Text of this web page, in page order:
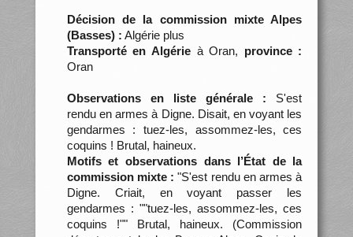
Décision de la commission mixte Alpes
(Basses) : Algérie plus
Transporté en Algérieà Oran, province :
Oran
Observations en liste générale : S'est
rendu en armes à Digne. Disait, en voyant les
gendarmes : tuez-les, assommez-les, ces
coquins ! Brutal, haineux.
Motifs et observations dans l’État de la
commission mixte : "S'est rendu en armes à
Digne. Criait, en voyant passer les
gendarmes : ""tuez-les, assommez-les, ces
coquins !"" Brutal, haineux. (Commission